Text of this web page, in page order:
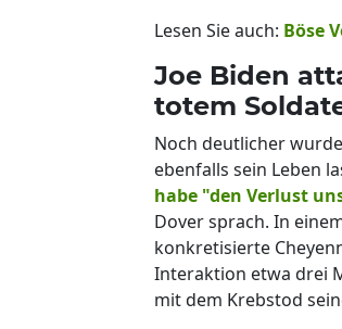
Lesen Sie auch: Böse
Joe Biden
totem
Noch deutlicher
ebenfalls sein Leben
habe "den Verlust
Dover sprach. In
konkretisierte
Interaktion etwa drei
mit dem Krebstod